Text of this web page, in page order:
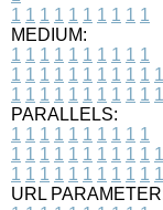
1 1 1 1 1 1 1 1 1 1
MEDIUM:
1 1 1 1 1 1 1 1 1 1
1 1 1 1 1 1 1 1 1 1 1
1 1 1 1 1 1 1 1 1 1 1
PARALLELS:
1 1 1 1 1 1 1 1 1 1
1 1 1 1 1 1 1 1 1 1 1
1 1 1 1 1 1 1 1 1 1 1
URL